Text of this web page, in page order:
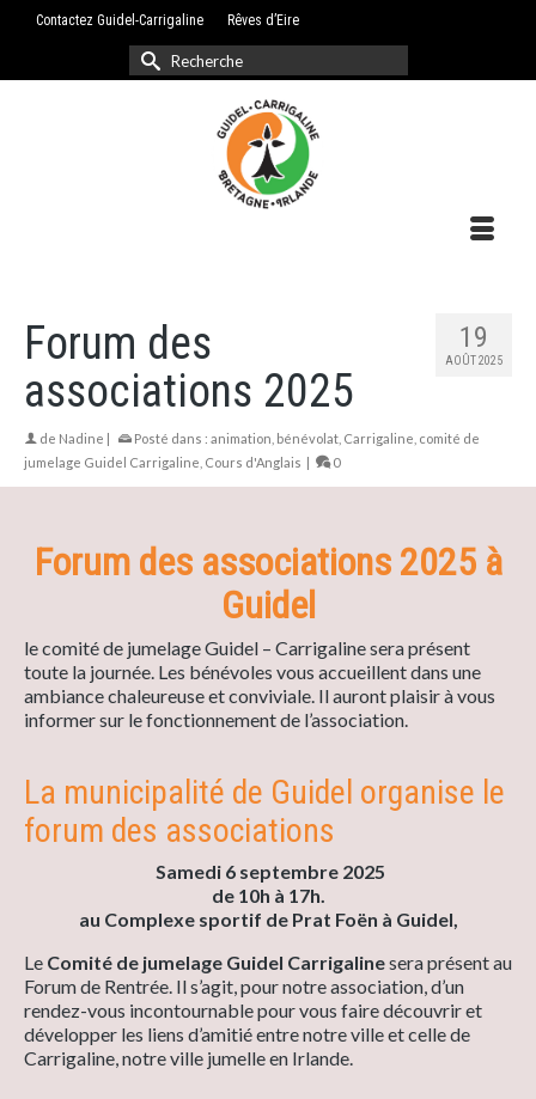
Contactez Guidel-Carrigaline Rêves d’Eire
Rechercher :
19
AOÛT 2025
Forum des
associations 2025
de Nadine | Posté dans : animation bénévolat Carrigaline comité de
jumelage Guidel Carrigaline Cours d'Anglais | 0
Forum des associations 2025 à
Guidel
le comité de jumelage Guidel – Carrigaline sera présent
toute la journée. Les bénévoles vous accueillent dans une
ambiance chaleureuse et conviviale. Il auront plaisir à vous
informer sur le fonctionnement de l’association.
La municipalité de Guidel organise le
forum des associations
Samedi 6 septembre 2025
de 10h à 17h.
au Complexe sportif de Prat Foën à Guidel,
Le Comité de jumelage Guidel Carrigalinesera présent au
Forum de Rentrée. Il s’agit, pour notre association, d’un
rendez-vous incontournable pour vous faire découvrir et
développer les liens d’amitié entre notre ville et celle de
Carrigaline, notre ville jumelle en Irlande.